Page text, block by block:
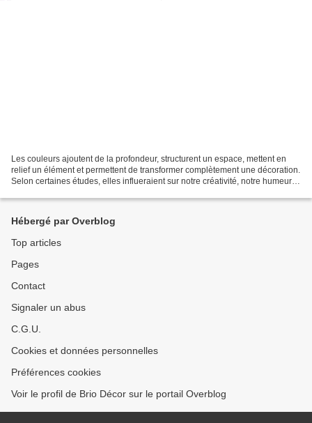
Les couleurs ajoutent de la profondeur, structurent un espace, mettent en
relief un élément et permettent de transformer complètement une décoration.
Selon certaines études, elles influeraient sur notre créativité, notre humeur et
Hébergé par Overblog
Top articles
Pages
Contact
Signaler un abus
C.G.U.
Cookies et données personnelles
Préférences cookies
Voir le profil de Brio Décor sur le portail Overblog